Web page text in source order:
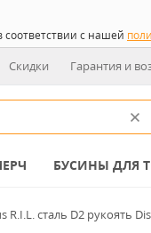
соответствии с нашей
Скидки Гарантия и
БУСИНЫ ДЛЯ
сталь D2 рукоять